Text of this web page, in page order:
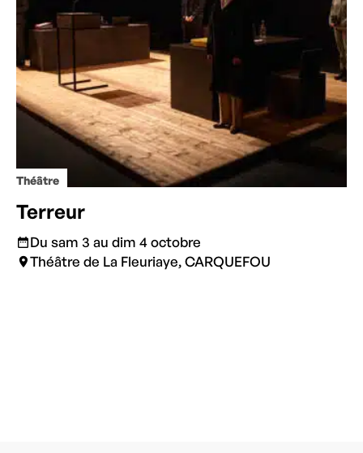
Théâtre
Terreur
Du sam 3 au dim 4 octobre
Théâtre de La Fleuriaye, CARQUEFOU